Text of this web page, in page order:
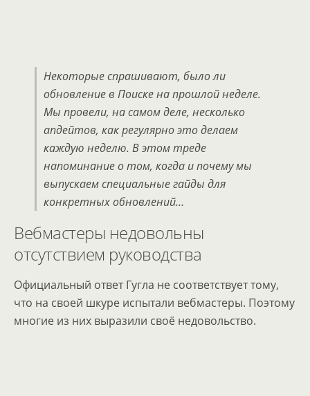
Некоторые спрашивают, было ли
обновление в Поиске на прошлой неделе.
Мы провели, на самом деле, несколько
апдейтов, как регулярно это делаем
каждую неделю. В этом треде
напоминание о том, когда и почему мы
выпускаем специальные гайды для
конкретных обновлений…
Вебмастеры недовольны
отсутствием руководства
Официальный ответ Гугла не соответствует тому,
что на своей шкуре испытали вебмастеры. Поэтому
многие из них выразили своё недовольство.